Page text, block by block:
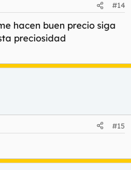
#14
hacen buen precio siga
preciosidad
#15